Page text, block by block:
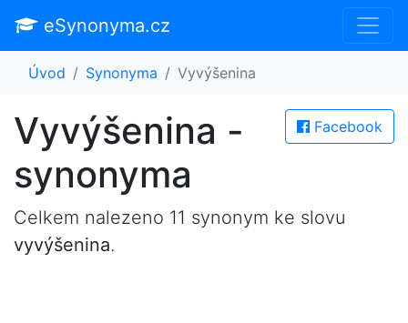
eSynonyma.cz
Úvod Synonyma Vyvýšenina
Facebook
Vyvýšenina -
synonyma
Celkem nalezeno 11 synonym ke slovu
vyvýšenina.